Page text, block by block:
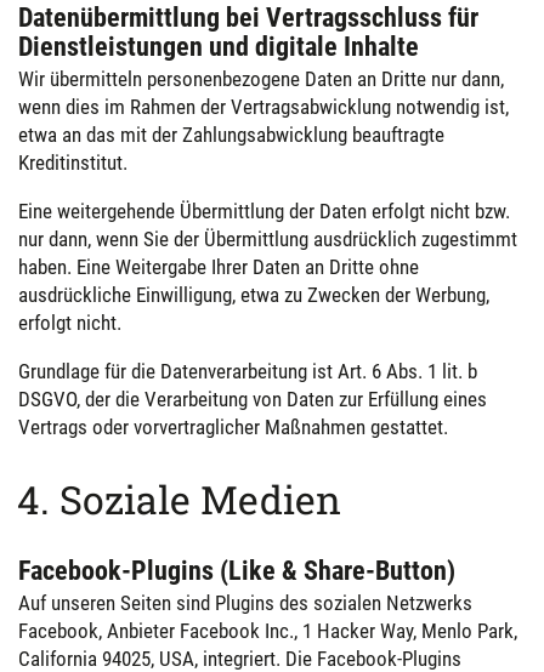
Datenübermittlung bei Vertragsschluss für
Dienstleistungen und digitale Inhalte
Wir übermitteln personenbezogene Daten an Dritte nur dann,
wenn dies im Rahmen der Vertragsabwicklung notwendig ist,
etwa an das mit der Zahlungsabwicklung beauftragte
Kreditinstitut.
Eine weitergehende Übermittlung der Daten erfolgt nicht bzw.
nur dann, wenn Sie der Übermittlung ausdrücklich zugestimmt
haben. Eine Weitergabe Ihrer Daten an Dritte ohne
ausdrückliche Einwilligung, etwa zu Zwecken der Werbung,
erfolgt nicht.
Grundlage für die Datenverarbeitung ist Art. 6 Abs. 1 lit. b
DSGVO, der die Verarbeitung von Daten zur Erfüllung eines
Vertrags oder vorvertraglicher Maßnahmen gestattet.
4. Soziale Medien
Facebook-Plugins (Like & Share-Button)
Auf unseren Seiten sind Plugins des sozialen Netzwerks
Facebook, Anbieter Facebook Inc., 1 Hacker Way, Menlo Park,
California 94025, USA, integriert. Die Facebook-Plugins